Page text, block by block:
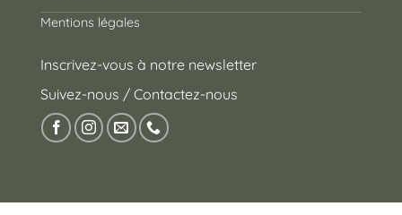
Mentions légales
Inscrivez-vous à notre newsletter
Suivez-nous / Contactez-nous